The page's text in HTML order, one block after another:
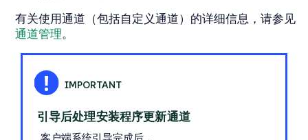
有关使用通道（包括自定义通道）的详细信息，请参见
通道管理。
引导后处理安装程序更新通道